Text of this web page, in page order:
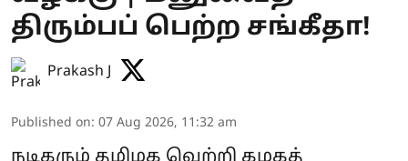
திரும்பப் பெற்ற சங்கீதா!
Prakash J
Published on: 07 Aug 2026, 11:32 am